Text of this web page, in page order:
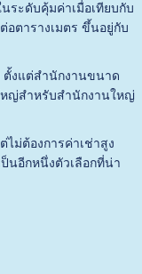
ระดับคุ้มค่าเมื่อเทียบกับ
อตารางเมตร ขึ้นอยู่กับ
ตั้งแต่สำนักงานขนาด
หญ่สำหรับสำนักงานใหญ่
ม่ต้องการค่าเช่าสูง
นอีกหนึ่งตัวเลือกที่น่า